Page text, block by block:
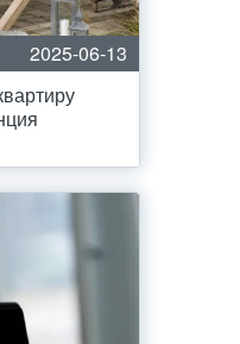
2025-06-13